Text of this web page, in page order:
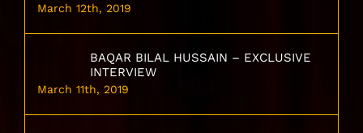
March 12th, 2019
BAQAR BILAL HUSSAIN – EXCLUSIVE
INTERVIEW
March 11th, 2019